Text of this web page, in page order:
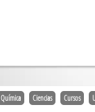
Química Ciencias Cursos